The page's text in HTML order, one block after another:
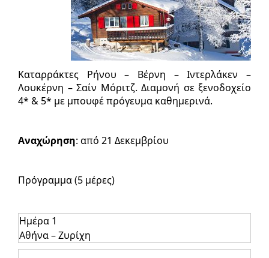
Καταρράκτες Ρήνου – Βέρνη – Ιντερλάκεν –
Λουκέρνη – Σαίν Μόριτζ. Διαμονή σε ξενοδοχείο
4* & 5* με μπουφέ πρόγευμα καθημερινά.
Αναχώρηση: από 21 Δεκεμβρίου
Πρόγραμμα (5 μέρες)
Ημέρα 1
Αθήνα – Ζυρίχη